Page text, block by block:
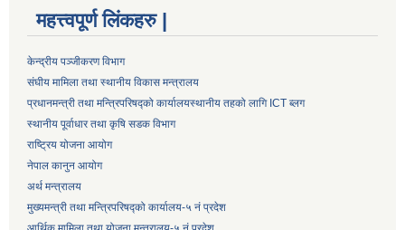
महत्त्वपूर्ण लिंकहरु |
केन्द्रीय पञ्जीकरण विभाग
संघीय मामिला तथा स्थानीय विकास मन्त्रालय
प्रधानमन्त्री तथा मन्त्रिपरिषद्को कार्यालयस्थानीय तहको लागि ICT ब्लग
स्थानीय पूर्वाधार तथा कृषि सडक विभाग
राष्ट्रिय योजना आयोग
नेपाल कानुन आयोग
अर्थ मन्त्रालय
मुख्यमन्त्री तथा मन्त्रिपरिषद्को कार्यालय-५ नं प्रदेश